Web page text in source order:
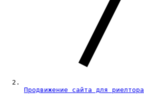
Продвижение сайта для риелтора